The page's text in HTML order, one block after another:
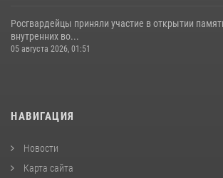
Росгвардейцы приняли участие в открытии
внутренних во...
05 августа 2026, 01:51
НАВИГАЦИЯ
Новости
Карта сайта